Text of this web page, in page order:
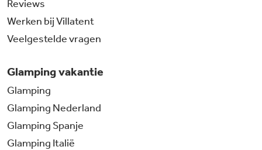
Reviews
Werken bij Villatent
Veelgestelde vragen
Glamping vakantie
Glamping
Glamping Nederland
Glamping Spanje
Glamping Italië